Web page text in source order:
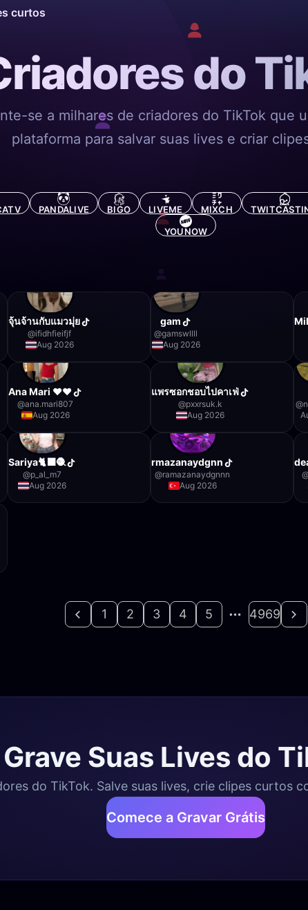
curtos
do
se a milhares de criadores do TikTok que
plataforma para salvar suas lives e criar
PANDALIVE BIGO LIVEME MIXCH
YOUNOW
จุ้นจ้านกับแมวมุ่ย
@ifidhfieifjf
Aug 2026
gam
@gamswllll
Aug 2026
Ana Mari ❤️❤️
@ana.mari807
Aug 2026
แพรซอกชอบไปคาเฟ่
@pxxrsuk.k
Aug 2026
@
Sariya🐈‍⬛🧶
@p_al_m7
Aug 2026
rmazanaydgnn
@ramazanaydgnnn
Aug 2026
1 2 3 4 5 4969
Grave Suas Lives do
do TikTok. Salve suas lives, crie clipes curtos
Comece a Gravar Grátis